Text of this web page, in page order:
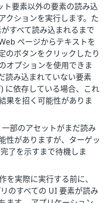
ト要素以外の要素の読み込
クションを実行します。た
すべて読み込まれるまで
ページからテキストを
のボタンをクリックしたり
オプションを使用できま
読み込まれていない要素
に依存している場合、これ
果を招く可能性がありま
一部のアセットがまだ読み
性がありますが、ターゲッ
了を示すまで待機しま
を実際に実行する前に、
のすべての UI 要素が読み